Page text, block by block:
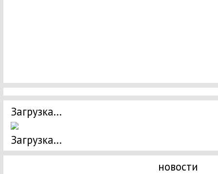
Загрузка...
Загрузка...
новости